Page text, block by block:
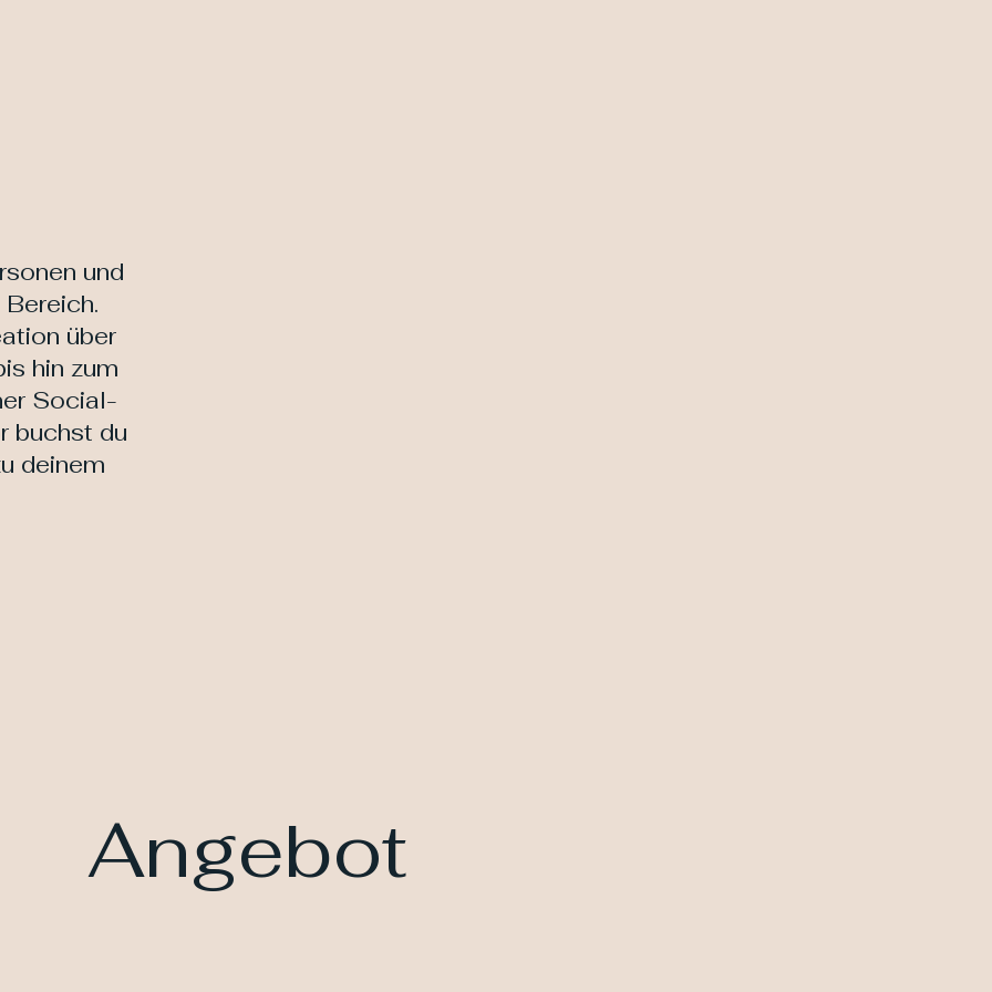
und
über
hin zum
Social-
buchst du
deinem
Angebot